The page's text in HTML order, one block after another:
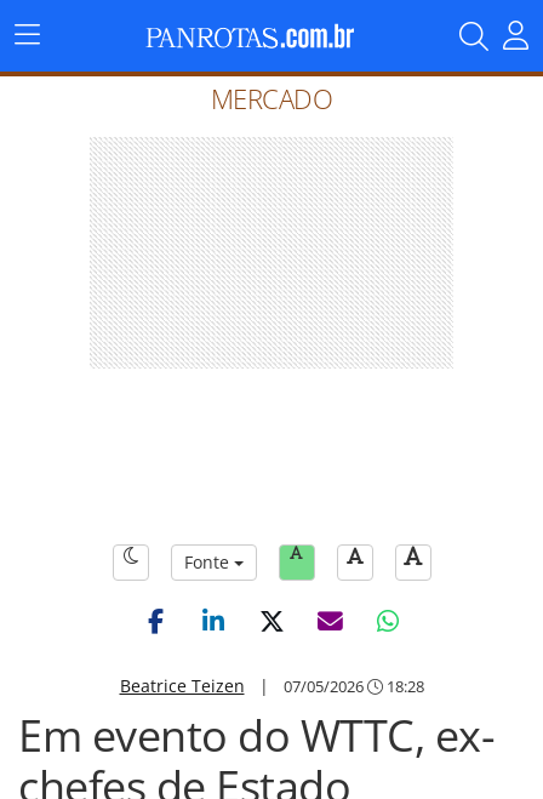
Menu
Principal
MERCADO
Fonte
Beatrice Teizen | 07/05/2026 18:28
Em evento do WTTC, ex-
chefes de Estado